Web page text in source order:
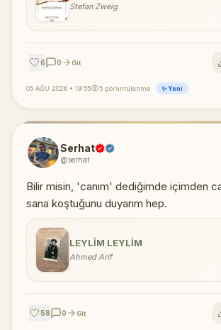
Stefan Zweig
🤍6 0 Git
05 AĞU 2026 • 19:55 5 görüntülenme ✨ Yeni
Serhat
@serhat
Bilir misin, 'canım' dediğimde içimden
sana koştuğunu duyarım hep.
LEYLIM LEYLIM
Ahmed Arif
🤍 58 0 Git